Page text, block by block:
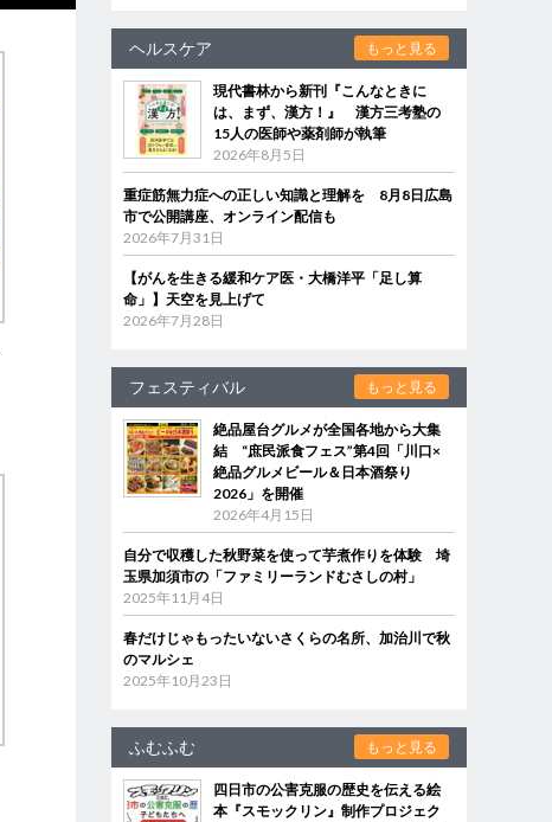
ヘルスケア もっと見る
現代書林から新刊『こんなときに
は、まず、漢方！』 漢方三考塾の
15人の医師や薬剤師が執筆
2026年8月5日
重症筋無力症への正しい知識と理解を 8月8日広島
市で公開講座、オンライン配信も
2026年7月31日
【がんを生きる緩和ケア医・大橋洋平「足し算
命」】天空を見上げて
2026年7月28日
フェスティバル もっと見る
絶品屋台グルメが全国各地から大集
結 “庶民派食フェス”第4回「川口×
絶品グルメビール＆日本酒祭り
2026」を開催
2026年4月15日
自分で収穫した秋野菜を使って芋煮作りを体験 埼
玉県加須市の「ファミリーランドむさしの村」
2025年11月4日
春だけじゃもったいないさくらの名所、加治川で秋
のマルシェ
2025年10月23日
ふむふむ もっと見る
四日市の公害克服の歴史を伝える絵
本『スモックリン』制作プロジェク